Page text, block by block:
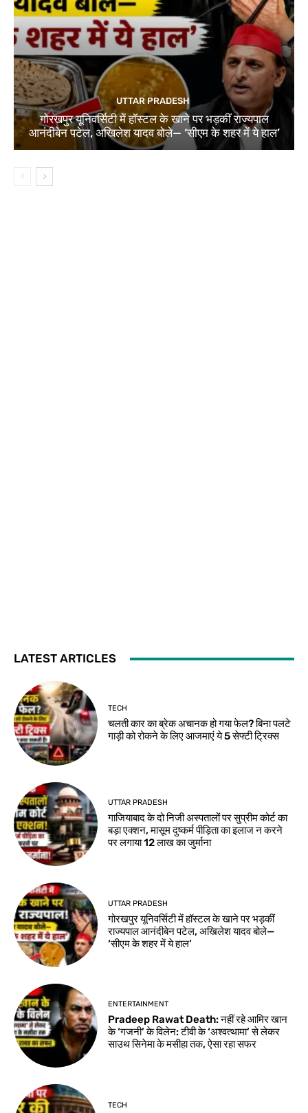
UTTAR PRADESH
गोरखपुर यूनिवर्सिटी में हॉस्टल के खाने पर भड़कीं राज्यपाल
आनंदीबेन पटेल, अखिलेश यादव बोले— ‘सीएम के शहर में ये हाल’
LATEST ARTICLES
TECH
चलती कार का ब्रेक अचानक हो गया फेल? बिना पलटे
गाड़ी को रोकने के लिए आजमाएं ये 5 सेफ्टी ट्रिक्स
UTTAR PRADESH
गाजियाबाद के दो निजी अस्पतालों पर सुप्रीम कोर्ट का
बड़ा एक्शन, मासूम दुष्कर्म पीड़िता का इलाज न करने
पर लगाया 12 लाख का जुर्माना
UTTAR PRADESH
गोरखपुर यूनिवर्सिटी में हॉस्टल के खाने पर भड़कीं
राज्यपाल आनंदीबेन पटेल, अखिलेश यादव बोले—
‘सीएम के शहर में ये हाल’
ENTERTAINMENT
Pradeep Rawat Death: नहीं रहे आमिर खान
के ‘गजनी’ के विलेन: टीवी के ‘अश्वत्थामा’ से लेकर
साउथ सिनेमा के मसीहा तक, ऐसा रहा सफर
TECH